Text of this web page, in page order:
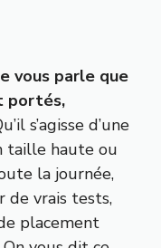
vous parle que
portés,
s’agisse d’une
taille haute ou
la journée,
de vrais tests,
placement